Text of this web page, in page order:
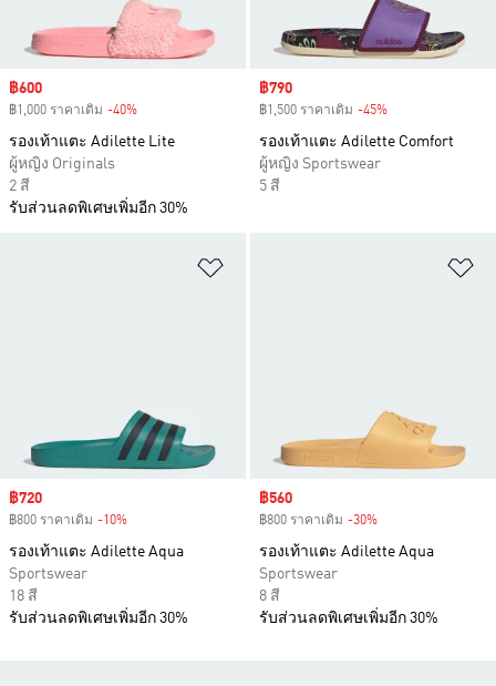
Sale price
฿600
฿1,000 ราคาเดิม -40%
รองเท้าแตะ Adilette Lite
ผู้หญิง Originals
2 สี
รับส่วนลดพิเศษเพิ่มอีก 30%
Sale price
฿790
฿1,500 ราคาเดิม -45%
รองเท้าแตะ Adilette Comfort
ผู้หญิง Sportswear
5 สี
Sale price
฿720
฿800 ราคาเดิม -10%
รองเท้าแตะ Adilette Aqua
Sportswear
18 สี
รับส่วนลดพิเศษเพิ่มอีก 30%
Sale price
฿560
฿800 ราคาเดิม -30%
รองเท้าแตะ Adilette Aqua
Sportswear
8 สี
รับส่วนลดพิเศษเพิ่มอีก 30%